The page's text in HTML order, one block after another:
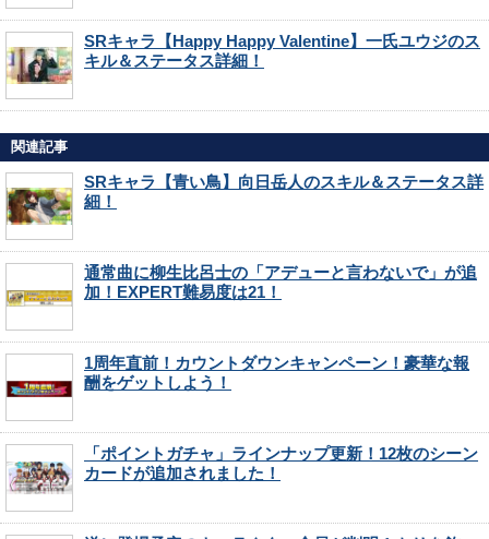
SRキャラ【Happy Happy Valentine】一氏ユウジのス
キル＆ステータス詳細！
関連記事
SRキャラ【青い鳥】向日岳人のスキル＆ステータス詳
細！
通常曲に柳生比呂士の「アデューと言わないで」が追
加！EXPERT難易度は21！
1周年直前！カウントダウンキャンペーン！豪華な報
酬をゲットしよう！
「ポイントガチャ」ラインナップ更新！12枚のシーン
カードが追加されました！